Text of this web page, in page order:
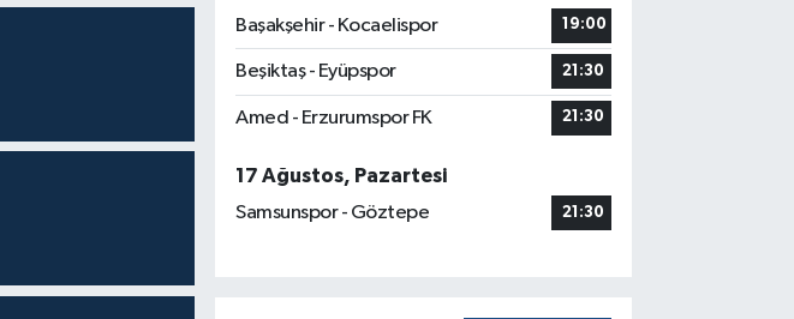
Başakşehir - Kocaelispor
19:00
Beşiktaş - Eyüpspor 21:30
Amed - Erzurumspor FK 21:30
17 Ağustos, Pazartesi
Samsunspor - Göztepe
21:30